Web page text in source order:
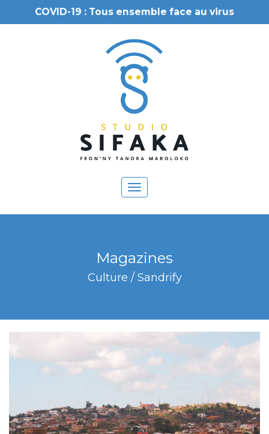
COVID-19 : Tous ensemble face au virus
Toggle
navigation
Magazines
Culture / Sandrify